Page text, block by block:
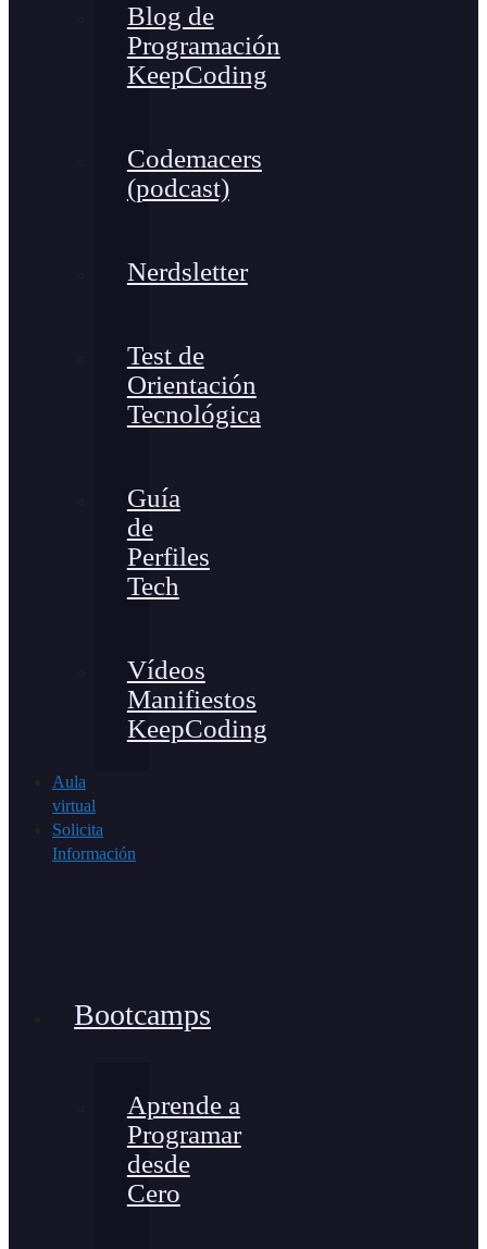
Blog de
Programación
KeepCoding
Codemacers
(podcast)
Nerdsletter
Test de
Orientación
Tecnológica
Guía
de
Perfiles
Tech
Vídeos
Manifiestos
KeepCoding
Aula
virtual
Solicita
Información
Bootcamps
Aprende a
Programar
desde
Cero